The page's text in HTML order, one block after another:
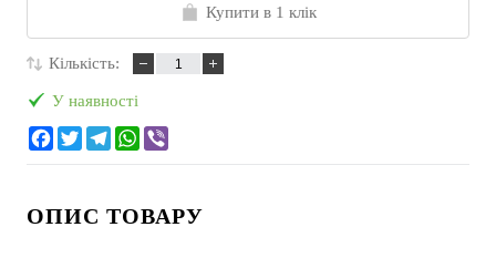
Купити в 1 клік
Кількість:
У наявності
ОПИС ТОВАРУ